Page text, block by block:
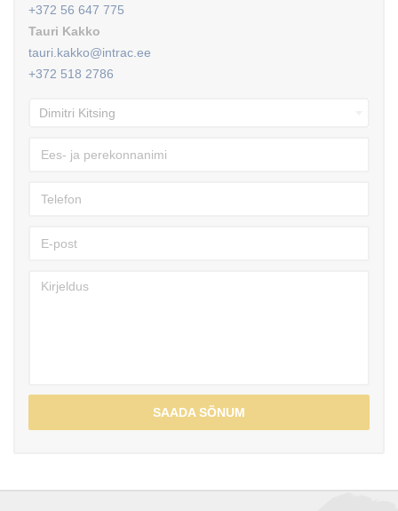
+372 56 647 775
Tauri Kakko
tauri.kakko@intrac.ee
+372 518 2786
SAADA SÕNUM